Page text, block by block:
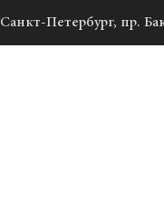
Санкт-Петербург, пр.